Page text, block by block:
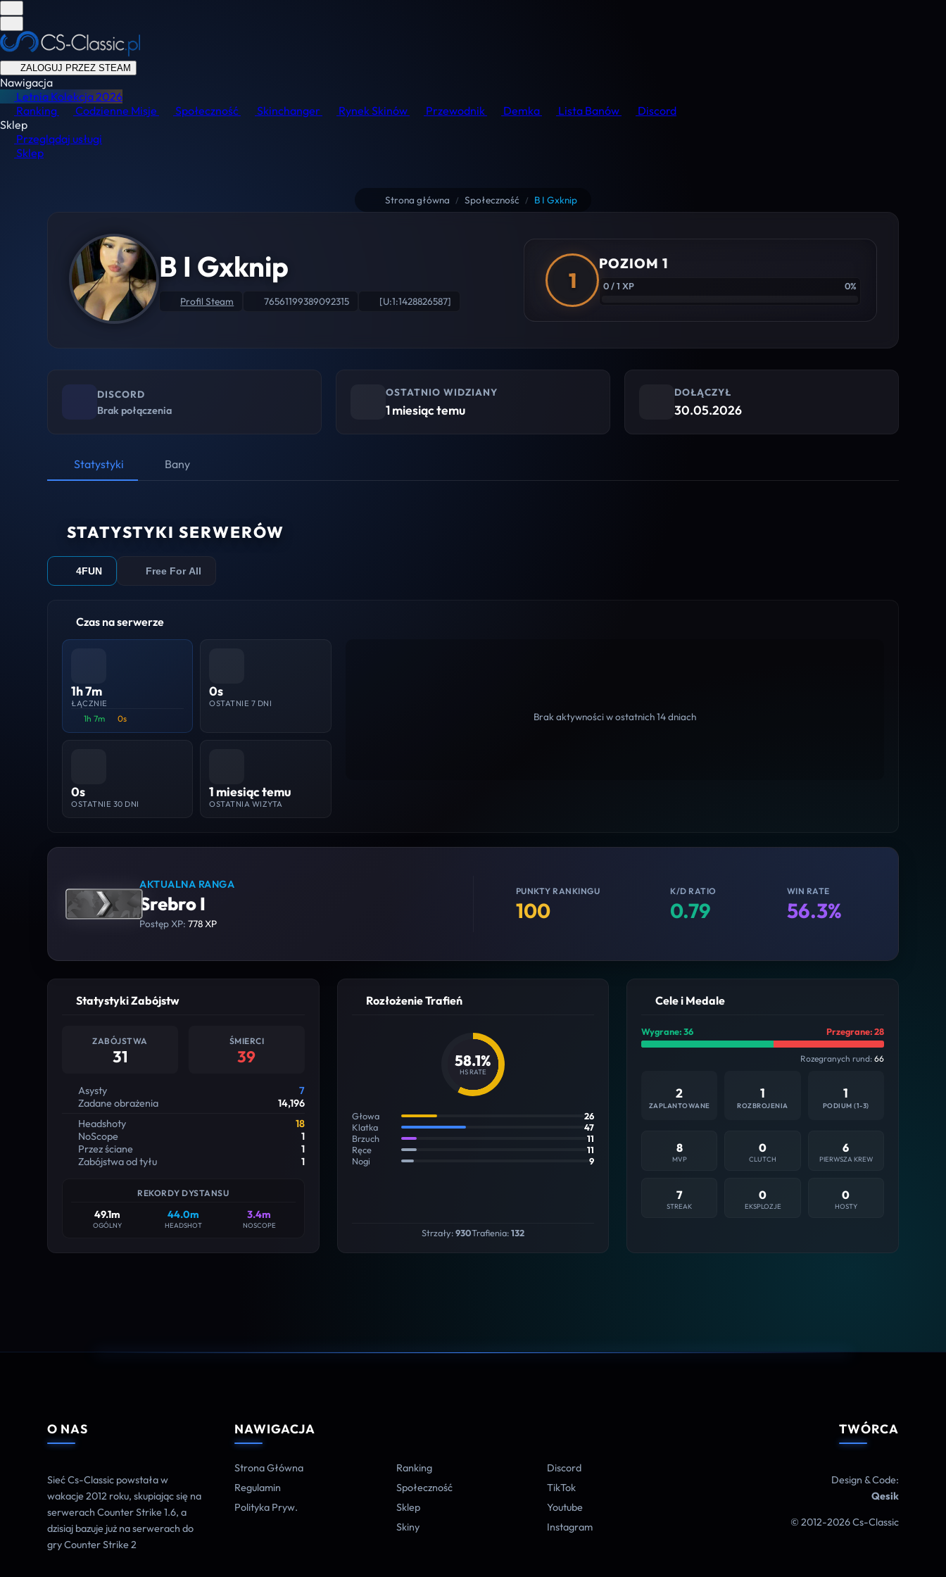
ZALOGUJ PRZEZ STEAM
Nawigacja
Letnia Kolekcja2026
Ranking
Codzienne Misje Społeczność Skinchanger Rynek Skinów Przewodnik Demka Lista Banów
Discord
Sklep
Przeglądaj usługi
Sklep
Strona główna / Społeczność / B I Gxknip
B I Gxknip
Profil Steam 76561199389092315 [U:1:1428826587]
1
POZIOM 1
0 / 1 XP 0%
DISCORD
Brak połączenia
OSTATNIO WIDZIANY
1 miesiąc temu
DOŁĄCZYŁ
30.05.2026
Statystyki Bany
STATYSTYKI SERWERÓW
4FUN Free For All
Czas na serwerze
1h 7m
ŁĄCZNIE
1h 7m 0s
0s
OSTATNIE 7 DNI
0s
OSTATNIE 30 DNI
1 miesiąc temu
OSTATNIA WIZYTA
Brak aktywności w ostatnich 14 dniach
AKTUALNA RANGA
Srebro I
Postęp XP:778 XP
PUNKTY RANKINGU
100
K/D RATIO
0.79
WIN RATE
56.3%
Statystyki Zabójstw
ZABÓJSTWA
31
ŚMIERCI
39
Asysty
7
Zadane obrażenia
14,196
Headshoty
18
NoScope
1
Przez ściane
1
Zabójstwa od tyłu
1
REKORDY DYSTANSU
49.1m
OGÓLNY
44.0m
HEADSHOT
3.4m
NOSCOPE
Rozłożenie Trafień
58.1%
HS RATE
Głowa
26
Klatka
47
Brzuch
11
Ręce
11
Nogi
9
Strzały:930Trafienia:132
Cele i Medale
Wygrane: 36 Przegrane: 28
Rozegranych rund: 66
2
ZAPLANTOWANE
1
ROZBROJENIA
1
PODIUM (1-3)
8
MVP
0
CLUTCH
6
PIERWSZA KREW
7
STREAK
0
EKSPLOZJE
0
HOSTY
O NAS
Sieć Cs-Classic powstała w
wakacje 2012 roku, skupiając się na
serwerach Counter Strike 1.6, a
dzisiaj bazuje już na serwerach do
gry Counter Strike 2
NAWIGACJA
Strona Główna
Regulamin
Polityka Pryw.
Ranking
Społeczność
Sklep
Skiny
Discord
TikTok
Youtube
Instagram
TWÓRCA
Design & Code:
Qesik
© 2012-2026 Cs-Classic